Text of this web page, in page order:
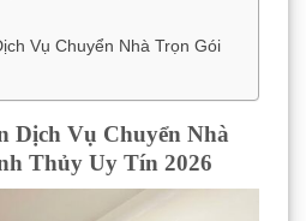
Vụ Chuyển Nhà Trọn Gói
Dịch Vụ Chuyển Nhà
Thủy Uy Tín 2026